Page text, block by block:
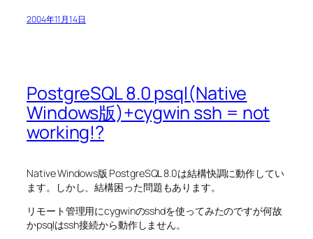
2004年11月14日
PostgreSQL 8.0 psql(Native
Windows版)+cygwin ssh = not
working!?
Native Windows版 PostgreSQL 8.0は結構快調に動作してい
ます。しかし、結構困った問題もあります。
リモート管理用にcygwinのsshdを使ってみたのですが何故
かpsqlはssh接続から動作しません。